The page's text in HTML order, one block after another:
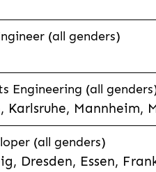
(all genders)
Engineering (all
Karlsruhe, Mannheim,
(all genders)
Dresden, Essen,